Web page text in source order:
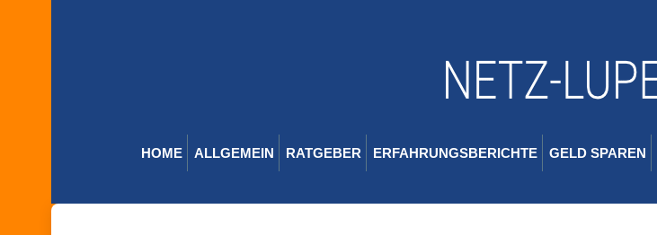
HOME ALLGEMEIN RATGEBER ERFAHRUNGSBERICHTE GELD SPAREN